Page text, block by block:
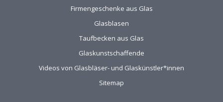
Firmengeschenke aus Glas
Glasblasen
Taufbecken aus Glas
Glaskunstschaffende
Videos von Glasbläser- und Glaskünstler*innen
Sitemap